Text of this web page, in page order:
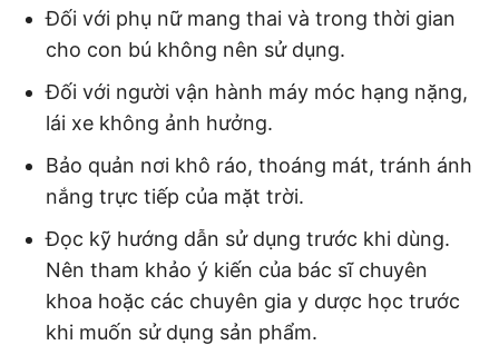
Đối với phụ nữ mang thai và trong thời gian
cho con bú không nên sử dụng.
Đối với người vận hành máy móc hạng nặng,
lái xe không ảnh hưởng.
Bảo quản nơi khô ráo, thoáng mát, tránh ánh
nắng trực tiếp của mặt trời.
Đọc kỹ hướng dẫn sử dụng trước khi dùng.
Nên tham khảo ý kiến của bác sĩ chuyên
khoa hoặc các chuyên gia y dược học trước
khi muốn sử dụng sản phẩm.